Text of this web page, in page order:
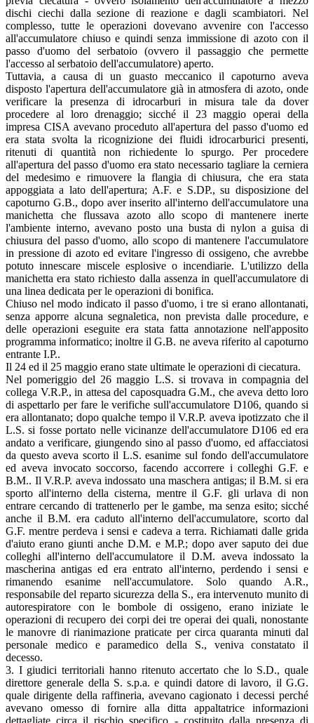
dischi ciechi dalla sezione di reazione e dagli scambiatori. Nel
complesso, tutte le operazioni dovevano avvenire con l'accesso
all'accumulatore chiuso e quindi senza immissione di azoto con il
passo d'uomo del serbatoio (ovvero il passaggio che permette
l'accesso al serbatoio dell'accumulatore) aperto.
Tuttavia, a causa di un guasto meccanico il capoturno aveva
disposto l'apertura dell'accumulatore già in atmosfera di azoto, onde
verificare la presenza di idrocarburi in misura tale da dover
procedere al loro drenaggio; sicché il 23 maggio operai della
impresa CISA avevano proceduto all'apertura del passo d'uomo ed
era stata svolta la ricognizione dei fluidi idrocarburici presenti,
ritenuti di quantità non richiedente lo spurgo. Per procedere
all'apertura del passo d'uomo era stato necessario tagliare la cerniera
del medesimo e rimuovere la flangia di chiusura, che era stata
appoggiata a lato dell'apertura; A.F. e S.DP., su disposizione del
capoturno G.B., dopo aver inserito all'interno dell'accumulatore una
manichetta che flussava azoto allo scopo di mantenere inerte
l'ambiente interno, avevano posto una busta di nylon a guisa di
chiusura del passo d'uomo, allo scopo di mantenere l'accumulatore
in pressione di azoto ed evitare l'ingresso di ossigeno, che avrebbe
potuto innescare miscele esplosive o incendiarie. L'utilizzo della
manichetta era stato richiesto dalla assenza in quell'accumulatore di
una linea dedicata per le operazioni di bonifica.
Chiuso nel modo indicato il passo d'uomo, i tre si erano allontanati,
senza apporre alcuna segnaletica, non prevista dalle procedure, e
delle operazioni eseguite era stata fatta annotazione nell'apposito
programma informatico; inoltre il G.B. ne aveva riferito al capoturno
entrante I.P..
Il 24 ed il 25 maggio erano state ultimate le operazioni di ciecatura.
Nel pomeriggio del 26 maggio L.S. si trovava in compagnia del
collega V.R.P., in attesa del caposquadra G.M., che aveva detto loro
di aspettarlo per fare le verifiche sull'accumulatore D106, quando si
era allontanato; dopo qualche tempo il V.R.P. aveva ipotizzato che il
L.S. si fosse portato nelle vicinanze dell'accumulatore D106 ed era
andato a verificare, giungendo sino al passo d'uomo, ed affacciatosi
da questo aveva scorto il L.S. esanime sul fondo dell'accumulatore
ed aveva invocato soccorso, facendo accorrere i colleghi G.F. e
B.M.. Il V.R.P. aveva indossato una maschera antigas; il B.M. si era
sporto all'interno della cisterna, mentre il G.F. gli urlava di non
entrare cercando di trattenerlo per le gambe, ma senza esito; sicché
anche il B.M. era caduto all'interno dell'accumulatore, scorto dal
G.F. mentre perdeva i sensi e cadeva a terra. Richiamati dalle grida
d'aiuto erano giunti anche D.M. e M.P.; dopo aver saputo dei due
colleghi all'interno dell'accumulatore il D.M. aveva indossato la
mascherina antigas ed era entrato all'interno, perdendo i sensi e
rimanendo esanime nell'accumulatore. Solo quando A.R.,
responsabile del reparto sicurezza della S., era intervenuto munito di
autorespiratore con le bombole di ossigeno, erano iniziate le
operazioni di recupero dei corpi dei tre operai dei quali, nonostante
le manovre di rianimazione praticate per circa quaranta minuti dal
personale medico e paramedico della S., veniva constatato il
decesso.
3. I giudici territoriali hanno ritenuto accertato che lo S.D., quale
direttore generale della S. s.p.a. e quindi datore di lavoro, il G.G.
quale dirigente della raffineria, avevano cagionato i decessi perché
avevano omesso di fornire alla ditta appaltatrice informazioni
dettagliate circa il rischio specifico - costituito dalla presenza di